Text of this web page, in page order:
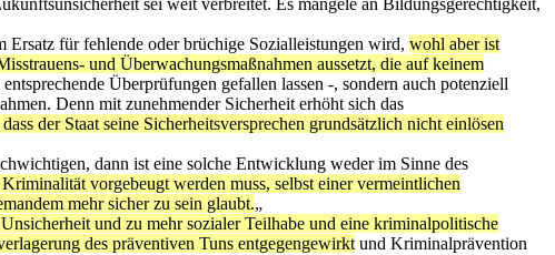
sei weit verbreitet. Es mangele an Bildungsgerechtigkeit,
für fehlende oder brüchige Sozialleistungen wird, wohl aber ist
und Überwachungsmaßnahmen aussetzt, die auf keinem
Überprüfungen gefallen lassen -, sondern auch potenziell
Denn mit zunehmender Sicherheit erhöht sich das
der Staat seine Sicherheitsversprechen grundsätzlich nicht einlösen
dann ist eine solche Entwicklung weder im Sinne des
vorgebeugt werden muss, selbst einer vermeintlichen
mehr sicher zu sein glaubt.„
und zu mehr sozialer Teilhabe und eine kriminalpolitische
des präventiven Tuns entgegengewirkt und Kriminalprävention